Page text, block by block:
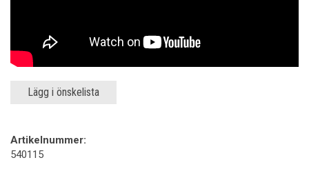
Lägg i önskelista
Artikelnummer:
540115